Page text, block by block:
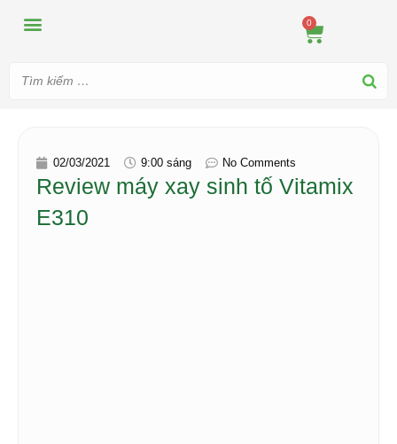
0
02/03/2021 9:00 sáng No Comments
Review máy xay sinh tố Vitamix
E310